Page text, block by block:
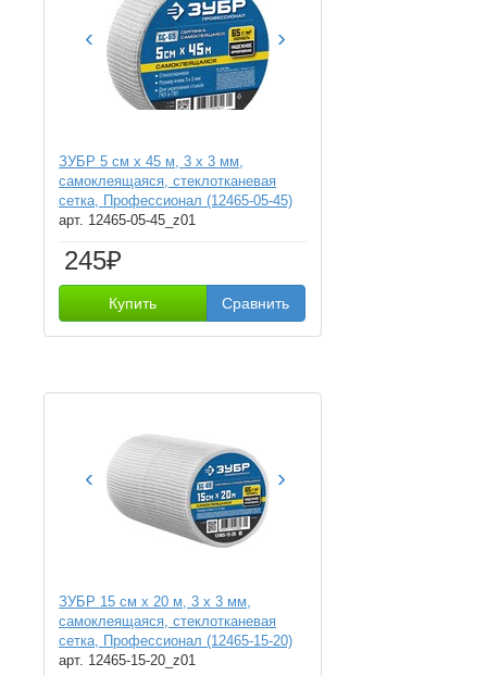
‹ ›
ЗУБР 5 см х 45 м, 3 х 3 мм,
самоклеящаяся, стеклотканевая
сетка, Профессионал (12465-05-45)
арт. 12465-05-45_z01
245₽
Купить Сравнить
‹ ›
ЗУБР 15 см х 20 м, 3 х 3 мм,
самоклеящаяся, стеклотканевая
сетка, Профессионал (12465-15-20)
арт. 12465-15-20_z01